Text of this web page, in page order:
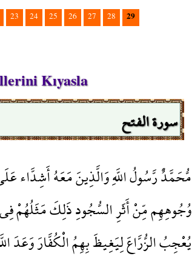
23 24 25 26 27 28 29
Kıyasla
سورة الفتح
مُّحَمَّدٌ رَّسُولُ اللَّهِ وَالَّذِينَ مَعَهُ أَشِدَّاء
وُجُوهِهِم مِّنْ أَثَرِ السُّجُودِ ذَلِكَ مَثَلُهُمْ
يُعْجِبُ الزُّرَّاعَ لِيَغِيظَ بِهِمُ الْكُفَّارَ وَعَدَ